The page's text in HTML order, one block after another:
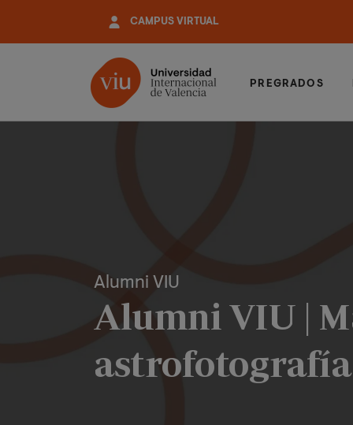
contenido
CAMPUS VIRTUAL
PREGRADOS
Alumni VIU
Alumni VIU |